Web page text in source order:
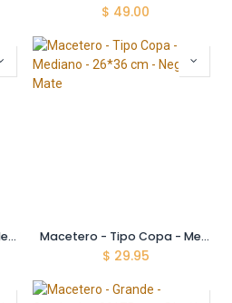
$ 49.00
Macetero - Tipo Copa - Mediano - 26*36 cm - Blanco Macetero - Tipo Copa - Mediano - 26*36 cm - Negro Mate
$ 29.95